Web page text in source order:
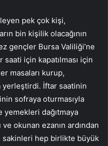
pek çok kişi,
bin kişilik olacağının
gençler Bursa Valiliği’ne
için kapatılması için
masaları kurup,
yerleştirdi. İftar saatinin
sofraya oturmasıyla
dağıtmaya
okunan ezanın ardından
sakinleri hep birlikte büyük